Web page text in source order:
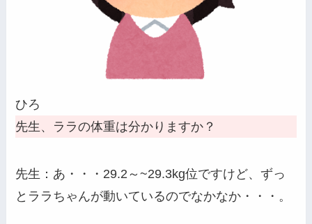
ひろ
先生、ララの体重は分かりますか？
先生：あ・・・29.2～~29.3kg位ですけど、ずっ
とララちゃんが動いているのでなかなか・・・。